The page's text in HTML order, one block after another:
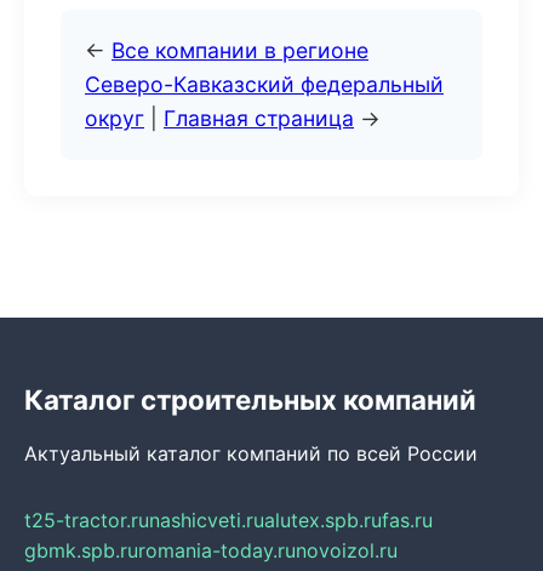
← Все компании в регионе
Северо-Кавказский федеральный
округ
Главная страница →
Каталог строительных компаний
Актуальный каталог компаний по всей России
t25-tractor.runashicveti.rualutex.spb.rufas.ru
gbmk.spb.ruromania-today.runovoizol.ru